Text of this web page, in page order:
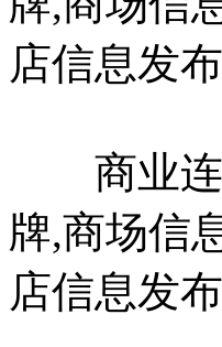
店信息发
商业连
牌,商场信
店信息发